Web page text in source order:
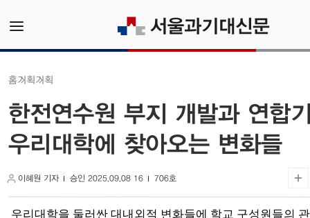
홈기획기획
한전연수원 부지 개발과 연합
우리대학에 찾아오는 변화들
이혜원 기자 승인 2025.09.08 16 706호
우리대학을 둘러싼 대내외적 변화들에 학교 구성원들의